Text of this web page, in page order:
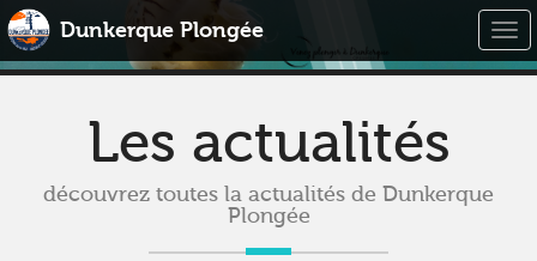
Dunkerque Plongée
Les actualités
découvrez toutes la actualités de Dunkerque
Plongée